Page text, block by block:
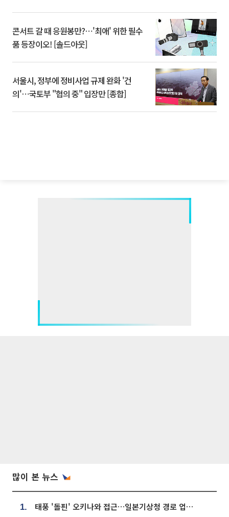
콘서트 갈 때 응원봉만?⋯'최애' 위한 필수
품 등장이오! [솔드아웃]
서울시, 정부에 정비사업 규제 완화 '건
의'⋯국토부 "협의 중" 입장만 [종합]
많이 본 뉴스
1. 태풍 '돌핀' 오키나와 접근…일본기상청 경로 업데이트